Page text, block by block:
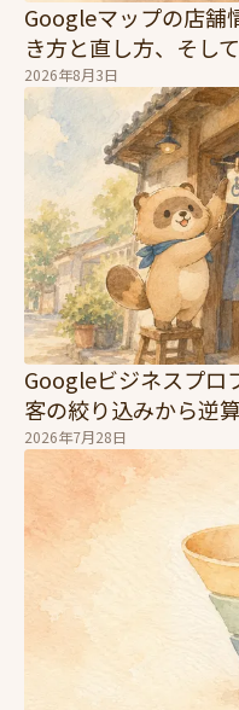
Googleマップの店
き方と直し方、そし
2026年8月3日
Googleビジネスプ
客の絞り込みから逆
2026年7月28日